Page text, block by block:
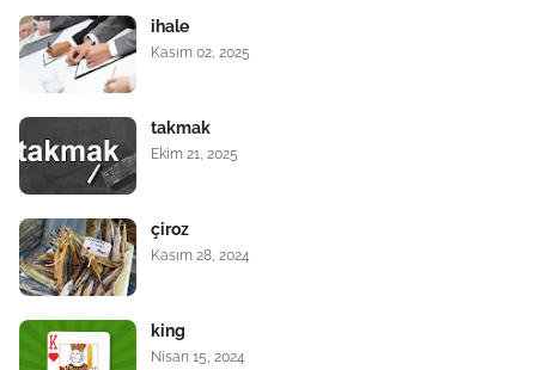
ihale
Kasım 02, 2025
takmak
Ekim 21, 2025
çiroz
Kasım 28, 2024
king
Nisan 15, 2024